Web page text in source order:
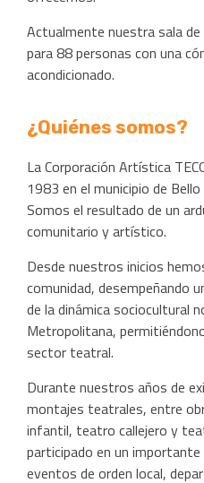
Actualmente nuestra sala
para 88 personas con una
acondicionado.
¿Quiénes somos?
La Corporación Artística
1983 en el municipio de
Somos el resultado de un
comunitario y artístico.
Desde nuestros inicios
comunidad, desempeñando
de la dinámica sociocultural
Metropolitana,
sector teatral.
Durante nuestros años de
montajes teatrales, entre
infantil, teatro callejero y
participado en un
eventos de orden local,